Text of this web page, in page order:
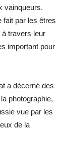
vainqueurs.
fait par les êtres
travers leur
important pour
a décerné des
photographie,
vue par les
de la